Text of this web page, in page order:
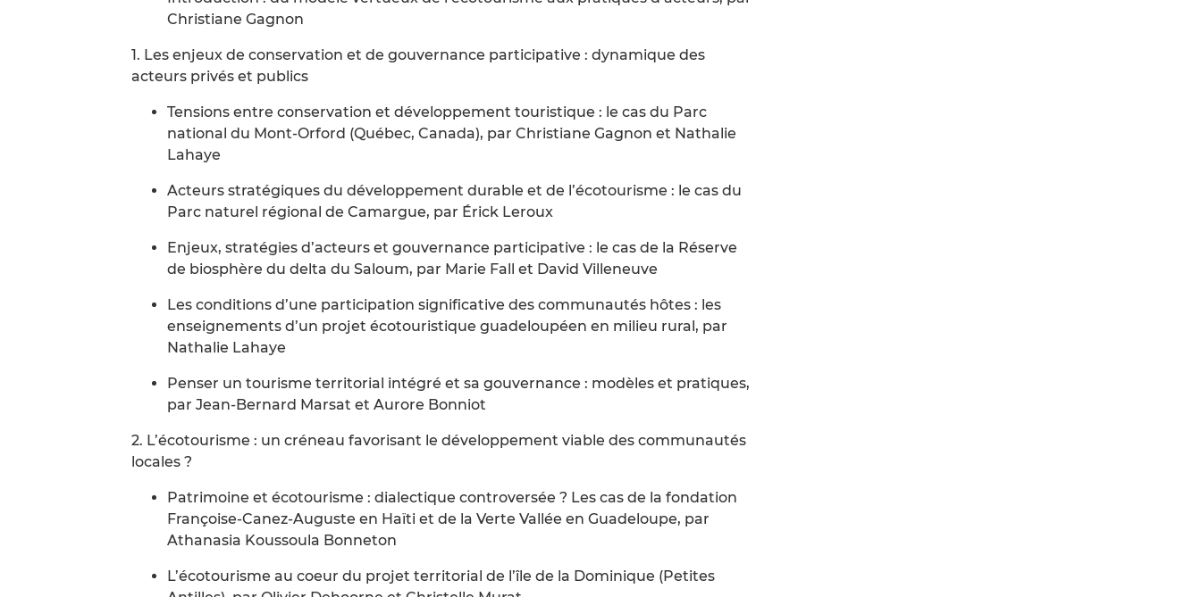
Christiane Gagnon
1. Les enjeux de conservation et de gouvernance participative : dynamique des
acteurs privés et publics
Tensions entre conservation et développement touristique : le cas du Parc
national du Mont-Orford (Québec, Canada), par Christiane Gagnon et Nathalie
Lahaye
Acteurs stratégiques du développement durable et de l’écotourisme : le cas du
Parc naturel régional de Camargue, par Érick Leroux
Enjeux, stratégies d’acteurs et gouvernance participative : le cas de la Réserve
de biosphère du delta du Saloum, par Marie Fall et David Villeneuve
Les conditions d’une participation significative des communautés hôtes : les
enseignements d’un projet écotouristique guadeloupéen en milieu rural, par
Nathalie Lahaye
Penser un tourisme territorial intégré et sa gouvernance : modèles et pratiques,
par Jean-Bernard Marsat et Aurore Bonniot
2. L’écotourisme : un créneau favorisant le développement viable des communautés
locales ?
Patrimoine et écotourisme : dialectique controversée ? Les cas de la fondation
Françoise-Canez-Auguste en Haïti et de la Verte Vallée en Guadeloupe, par
Athanasia Koussoula Bonneton
L’écotourisme au coeur du projet territorial de l’île de la Dominique (Petites